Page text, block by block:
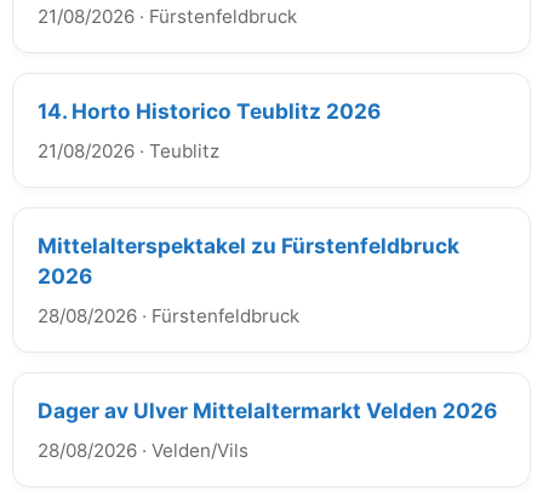
21/08/2026 · Fürstenfeldbruck
14. Horto Historico Teublitz 2026
21/08/2026 · Teublitz
Mittelalterspektakel zu Fürstenfeldbruck
2026
28/08/2026 · Fürstenfeldbruck
Dager av Ulver Mittelaltermarkt Velden 2026
28/08/2026 · Velden/Vils